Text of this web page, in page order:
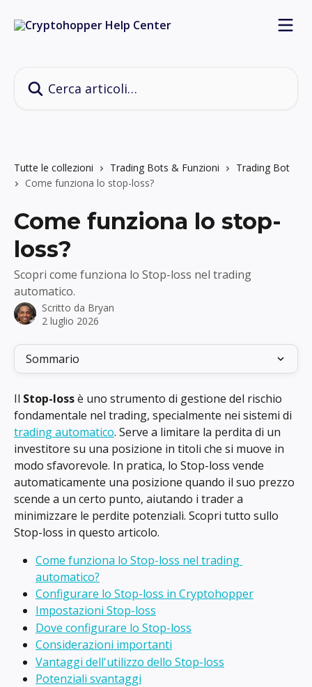
Tutte le collezioni Trading Bots & Funzioni
Trading Bot
Come funziona lo stop-loss?
Come funziona lo stop-
loss?
Scopri come funziona lo Stop-loss nel trading
automatico.
Scritto da Bryan
2 luglio 2026
Sommario
Il Stop-loss è uno strumento di gestione del rischio
fondamentale nel trading, specialmente nei sistemi di
trading automatico. Serve a limitare la perdita di un
investitore su una posizione in titoli che si muove in
modo sfavorevole. In pratica, lo Stop-loss vende
automaticamente una posizione quando il suo prezzo
scende a un certo punto, aiutando i trader a
minimizzare le perdite potenziali. Scopri tutto sullo
Stop-loss in questo articolo.
Come funziona lo Stop-loss nel trading
automatico?
Configurare lo Stop-loss in Cryptohopper
Impostazioni Stop-loss
Dove configurare lo Stop-loss
Considerazioni importanti
Vantaggi dell'utilizzo dello Stop-loss
Potenziali svantaggi